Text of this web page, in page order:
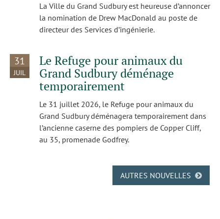
La Ville du Grand Sudbury est heureuse d’annoncer
la nomination de Drew MacDonald au poste de
directeur des Services d’ingénierie.
31
JUIL
Le Refuge pour animaux du
Grand Sudbury déménage
temporairement
Le 31 juillet 2026, le Refuge pour animaux du
Grand Sudbury déménagera temporairement dans
l’ancienne caserne des pompiers de Copper Cliff,
au 35, promenade Godfrey.
AUTRES NOUVELLES